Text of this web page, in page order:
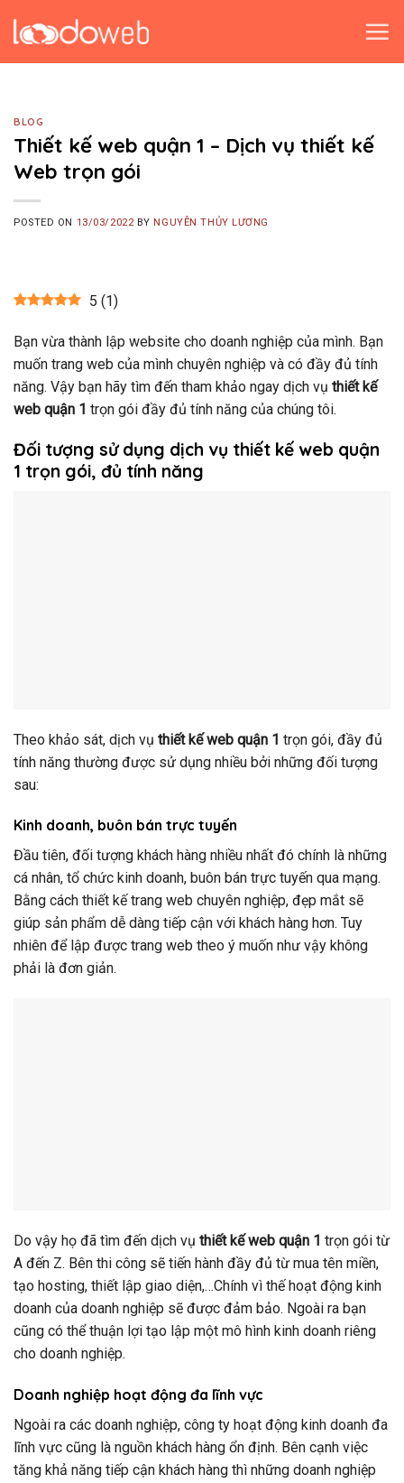
BLOG
Thiết kế web quận 1 – Dịch vụ thiết kế
Web trọn gói
POSTED ON 13/03/2022 BY NGUYỄN THỦY LƯƠNG
5 (1)
Bạn vừa thành lập website cho doanh nghiệp của mình. Bạn
muốn trang web của mình chuyên nghiệp và có đầy đủ tính
năng. Vậy bạn hãy tìm đến tham khảo ngay dịch vụ thiết kế
web quận 1 trọn gói đầy đủ tính năng của chúng tôi.
Đối tượng sử dụng dịch vụ thiết kế web quận
1 trọn gói, đủ tính năng
Theo khảo sát, dịch vụ thiết kế web quận 1 trọn gói, đầy đủ
tính năng thường được sử dụng nhiều bởi những đối tượng
sau:
Kinh doanh, buôn bán trực tuyến
Đầu tiên, đối tượng khách hàng nhiều nhất đó chính là những
cá nhân, tổ chức kinh doanh, buôn bán trực tuyến qua mạng.
Bằng cách thiết kế trang web chuyên nghiệp, đẹp mắt sẽ
giúp sản phẩm dễ dàng tiếp cận với khách hàng hơn. Tuy
nhiên để lập được trang web theo ý muốn như vậy không
phải là đơn giản.
Do vậy họ đã tìm đến dịch vụ thiết kế web quận 1 trọn gói từ
A đến Z. Bên thi công sẽ tiến hành đầy đủ từ mua tên miền,
tạo hosting, thiết lập giao diện,…Chính vì thế hoạt động kinh
doanh của doanh nghiệp sẽ được đảm bảo. Ngoài ra bạn
cũng có thể thuận lợi tạo lập một mô hình kinh doanh riêng
cho doanh nghiệp.
Doanh nghiệp hoạt động đa lĩnh vực
Ngoài ra các doanh nghiệp, công ty hoạt động kinh doanh đa
lĩnh vực cũng là nguồn khách hàng ổn định. Bên cạnh việc
tăng khả năng tiếp cận khách hàng thì những doanh nghiệp